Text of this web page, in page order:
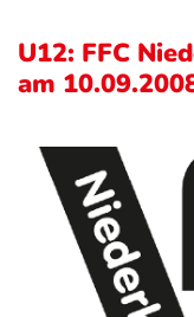
U12: FFC
am